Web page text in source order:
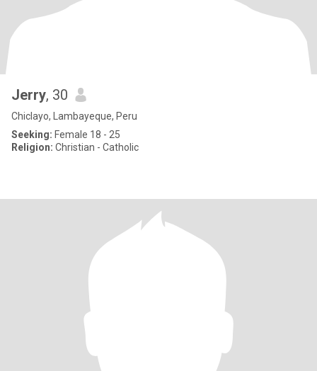
Jerry, 30
Chiclayo, Lambayeque, Peru
Seeking: Female 18 - 25
Religion: Christian - Catholic